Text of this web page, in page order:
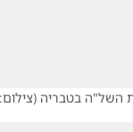
השל"ה בטבריה (